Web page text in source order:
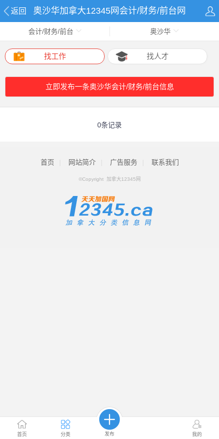
返回 奥沙华加拿大12345网会计/财务/前台网
首页 分类 发布 我的
会计/财务/前台 奥沙华
找工作 找人才
立即发布一条奥沙华会计/财务/前台信息
0条记录
首页 网站简介 广告服务 联系我们
©Copyright 加拿大12345网